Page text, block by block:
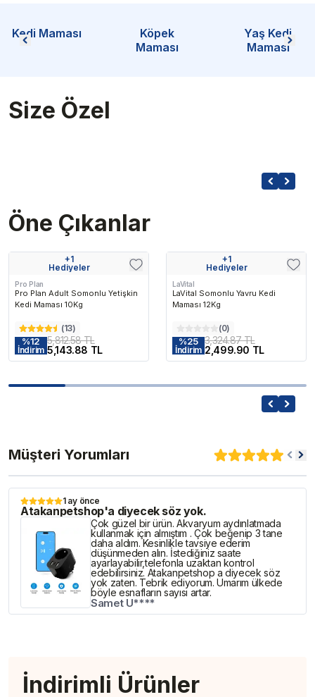
Kedi Maması
Köpek
Maması
Yaş Kedi
Maması
Size Özel
Öne Çıkanlar
Kargo Bedava+1
Hediyeler
Pro Plan
Pro Plan Adult Somonlu Yetişkin
Kedi Maması 10Kg
(13)
%12
İndirim
5,812.58 TL
5,143.88 TL
Kargo Bedava+1
Hediyeler
LaVital
LaVital Somonlu Yavru Kedi
Maması 12Kg
(0)
%25
İndirim
3,324.87 TL
2,499.90 TL
Müşteri Yorumları
1 ay önce
Atakanpetshop'a diyecek söz yok.
Çok güzel bir ürün. Akvaryum aydınlatmada
kullanmak için almıştım . Çok beğenip 3 tane
daha aldım. Kesinlikle tavsiye ederim
düşünmeden alın. İstediğiniz saate
ayarlayabilir,telefonla uzaktan kontrol
edebilirsiniz. Atakanpetshop a diyecek söz
yok zaten. Tebrik ediyorum. Umarım ülkede
böyle esnafların sayısı artar.
Samet U****
İndirimli Ürünler